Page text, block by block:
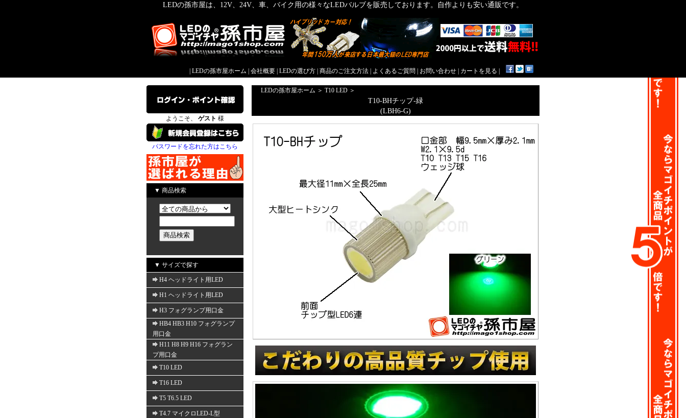
LEDの孫市屋は、12V、24V、車、バイク用の様々なLEDバルブを販売しております。自作よりも安い通販です。
LEDの孫市屋ホーム 会社概要 LEDの選び方 商品のご注文方法 よくあるご質問 お問い合わせ カートを見る
ようこそ、 ゲスト 様
パスワードを忘れた方はこちら
▼ 商品検索
▼ サイズで探す
H4 ヘッドライト用LED
H1 ヘッドライト用LED
H3 フォグランプ用口金
HB4 HB3 H10 フォグランプ
用口金
H11 H8 H9 H16 フォグラン
プ用口金
T10 LED
T16 LED
T5 T6.5 LED
T4.7 マイクロLED-L型
LEDの孫市屋ホーム ＞ T10 LED ＞
T10-BHチップ-緑
(LBH6-G)